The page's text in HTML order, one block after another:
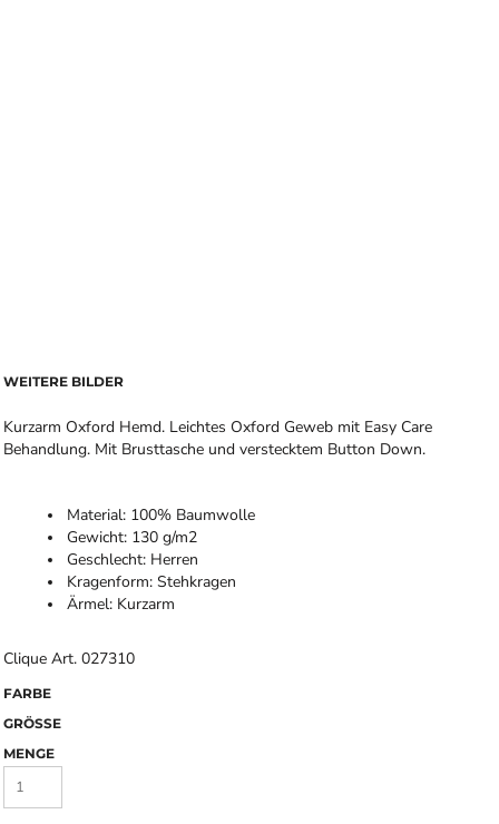
WEITERE BILDER
Kurzarm Oxford Hemd. Leichtes Oxford Geweb mit Easy Care
Behandlung. Mit Brusttasche und verstecktem Button Down.
Material: 100% Baumwolle
Gewicht: 130 g/m2
Geschlecht: Herren
Kragenform: Stehkragen
Ärmel: Kurzarm
Clique Art. 027310
FARBE
GRÖSSE
MENGE